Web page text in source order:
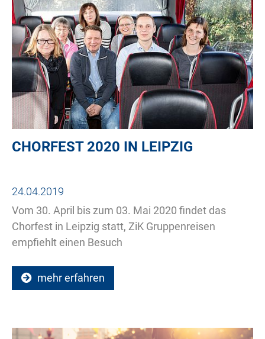
CHORFEST 2020 IN LEIPZIG
24.04.2019
Vom 30. April bis zum 03. Mai 2020 findet das
Chorfest in Leipzig statt, ZiK Gruppenreisen
empfiehlt einen Besuch
mehr erfahren